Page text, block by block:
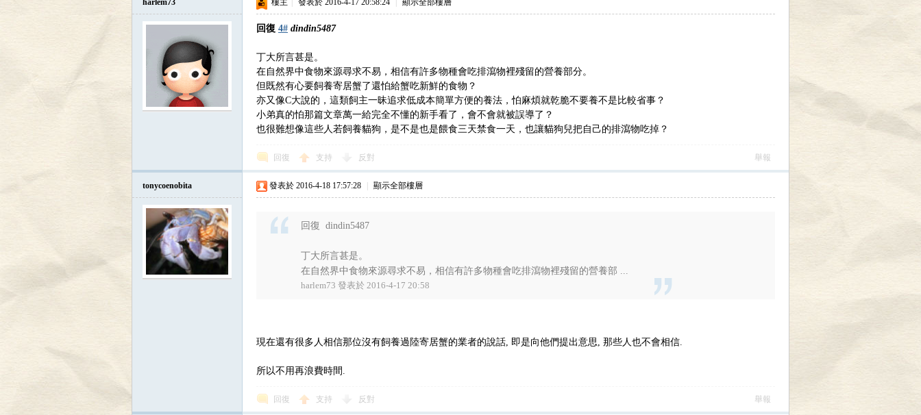
harlem73 樓主 發表於 2016-4-17 20:58:24 顯示全部樓層
回復 4# dindin5487
丁大所言甚是。
在自然界中食物來源尋求不易，相信有許多物種會吃排瀉物裡殘留的營養部分。
但既然有心要飼養寄居蟹了還怕給蟹吃新鮮的食物？
亦又像C大說的，這類飼主一昧追求低成本簡單方便的養法，怕麻煩就乾脆不要養不是比較省事？
小弟真的怕那篇文章萬一給完全不懂的新手看了，會不會就被誤導了？
也很難想像這些人若飼養貓狗，是不是也是餵食三天禁食一天，也讓貓狗兒把自己的排瀉物吃掉？
回復 支持 反對 舉報
tonycoenobita 發表於 2016-4-18 17:57:28 顯示全部樓層
回復 dindin5487
丁大所言甚是。
在自然界中食物來源尋求不易，相信有許多物種會吃排瀉物裡殘留的營養部 ...
harlem73 發表於 2016-4-17 20:58
現在還有很多人相信那位沒有飼養過陸寄居蟹的業者的說話, 即是向他們提出意思, 那些人也不會相信.
所以不用再浪費時間.
回復 支持 反對 舉報